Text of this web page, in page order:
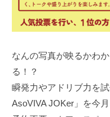
なんの写真が映るかわ
る！？
瞬発力やアドリブ力を
AsoVIVA JOKer」を今月